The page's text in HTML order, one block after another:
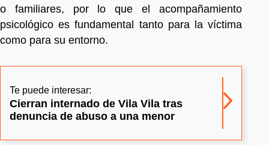
o familiares, por lo que el acompañamiento
psicológico es fundamental tanto para la víctima
como para su entorno.
Te puede interesar:
Cierran internado de Vila Vila tras
denuncia de abuso a una menor